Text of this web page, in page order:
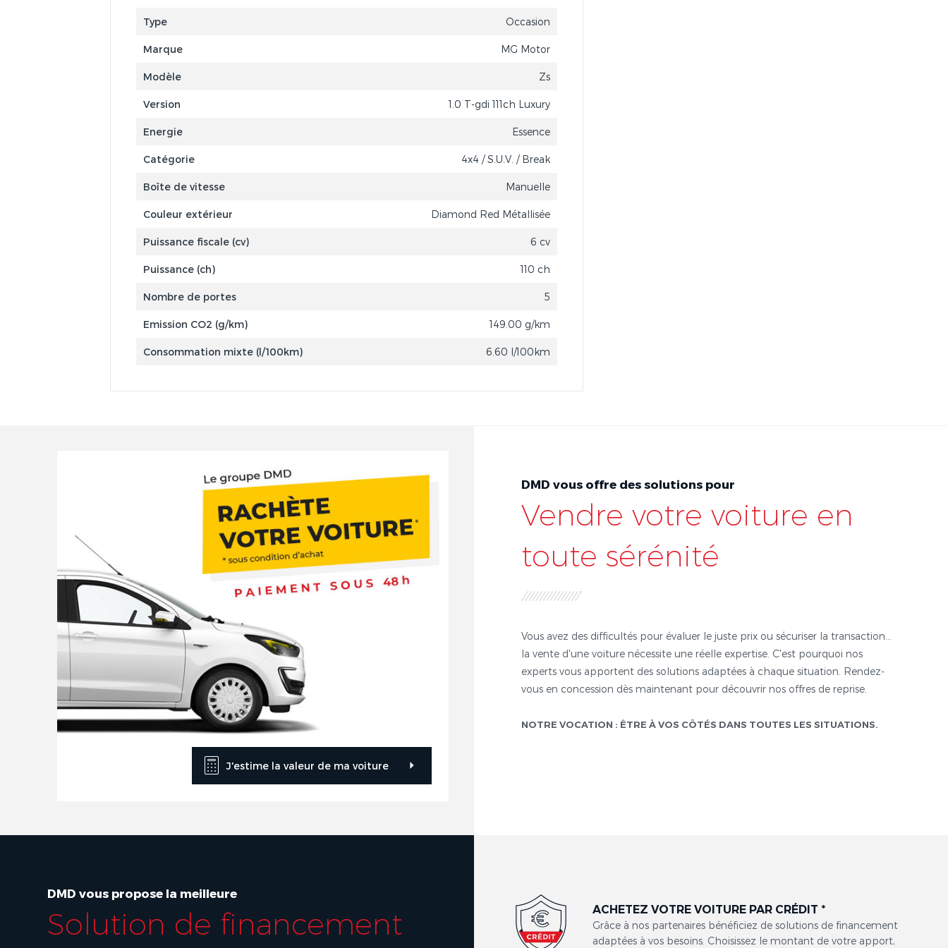
Type Occasion
Marque MG Motor
Modèle Zs
Version 1.0 T-gdi 111ch Luxury
Energie Essence
Catégorie 4x4 / S.U.V. / Break
Boîte de vitesse Manuelle
Couleur extérieur Diamond Red Métallisée
Puissance fiscale (cv) 6 cv
Puissance (ch) 110 ch
Nombre de portes 5
Emission CO2 (g/km) 149.00 g/km
Consommation mixte (l/100km) 6.60 l/100km
J'estime la valeur de ma voiture
DMD vous offre des solutions pour
Vendre votre voiture en
toute sérénité
Vous avez des difficultés pour évaluer le juste prix ou sécuriser la transaction...
la vente d'une voiture nécessite une réelle expertise. C'est pourquoi nos
experts vous apportent des solutions adaptées à chaque situation. Rendez-
vous en concession dès maintenant pour découvrir nos offres de reprise.
NOTRE VOCATION : ÊTRE À VOS CÔTÉS DANS TOUTES LES SITUATIONS.
DMD vous propose la meilleure
Solution de financement ACHETEZ VOTRE VOITURE PAR CRÉDIT *
Grâce à nos partenaires bénéficiez de solutions de financement
adaptées à vos besoins. Choisissez le montant de votre apport,